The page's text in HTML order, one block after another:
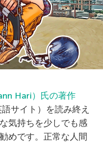
Hari）氏の著作
語サイト）を読み終え
気持ちを少しでも感
めです。正常な人間